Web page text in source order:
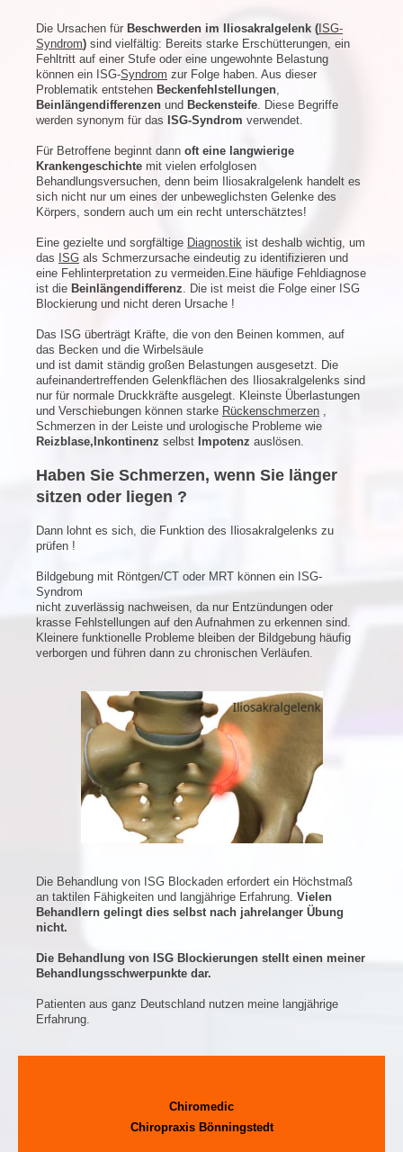
Die Ursachen fürBeschwerden im Iliosakralgelenk (ISG-
Syndrom) sind vielfältig: Bereits starke Erschütterungen, ein
Fehltritt auf einer Stufe oder eine ungewohnte Belastung
können ein ISG-Syndrom zur Folge haben. Aus dieser
Problematik entstehenBeckenfehlstellungen
Beinlängendifferenzen undBeckensteife . Diese Begriffe
werden synonym für das ISG-Syndrom verwendet.
Für Betroffene beginnt dannoft eine langwierige
Krankengeschichte mit vielen erfolglosen
Behandlungsversuchen, denn beim Iliosakralgelenk handelt es
sich nicht nur um eines der unbeweglichsten Gelenke des
Körpers, sondern auch um ein recht unterschätztes!
Eine gezielte und sorgfältige Diagnostik ist deshalb wichtig, um
das ISG als Schmerzursache eindeutig zu identifizieren und
eine Fehlinterpretation zu vermeiden.Eine häufige Fehldiagnose
ist dieBeinlängendifferenz . Die ist meist die Folge einer ISG
Blockierung und nicht deren Ursache !
Das ISG überträgt Kräfte, die von den Beinen kommen, auf
das Becken und die Wirbelsäule
und ist damit ständig großen Belastungen ausgesetzt. Die
aufeinandertreffenden Gelenkflächen des Iliosakralgelenks sind
nur für normale Druckkräfte ausgelegt. Kleinste Überlastungen
und Verschiebungen können starke Rückenschmerzen
Schmerzen in der Leiste und urologische Probleme wie
Reizblase,Inkontinenz selbst Impotenz auslösen.
Haben Sie Schmerzen, wenn Sie länger
sitzen oder liegen ?
Dann lohnt es sich, die Funktion des Iliosakralgelenks zu
prüfen !
Bildgebung mit Röntgen/CT oder MRT können ein ISG-
Syndrom
nicht zuverlässig nachweisen, da nur Entzündungen oder
krasse Fehlstellungen auf den Aufnahmen zu erkennen sind.
Kleinere funktionelle Probleme bleiben der Bildgebung häufig
verborgen und führen dann zu chronischen Verläufen.
Die Behandlung von ISG Blockaden erfordert ein Höchstmaß
an taktilen Fähigkeiten und langjährige Erfahrung.Vielen
Behandlern gelingt dies selbst nach jahrelanger Übung
nicht.
Die Behandlung von ISG Blockierungen stellt einen meiner
Behandlungsschwerpunkte dar.
Patienten aus ganz Deutschland nutzen meine langjährige
Erfahrung.
Chiromedic
Chiropraxis Bönningstedt